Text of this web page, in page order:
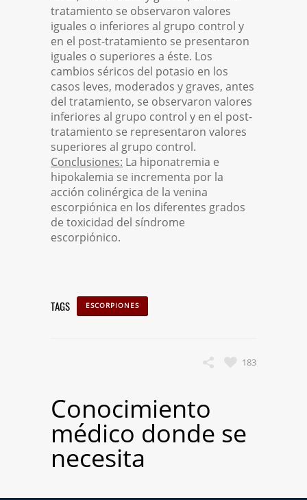
tratamiento se observaron valores
iguales o inferiores al grupo control y
en el post-tratamiento se presentaron
iguales o superiores a éste. Los
cambios séricos del potasio en los
casos leves, moderados y graves, antes
del tratamiento, se observaron valores
inferiores al grupo control y en el post-
tratamiento se representaron valores
superiores al grupo control.
Conclusiones: La hiponatremia e
hipokalemia se incrementa por la
acción colinérgica de la venina
escorpiónica en los diferentes grados
de toxicidad del síndrome
escorpiónico.
TAGS ESCORPIONES
183
Conocimiento
médico donde se
necesita